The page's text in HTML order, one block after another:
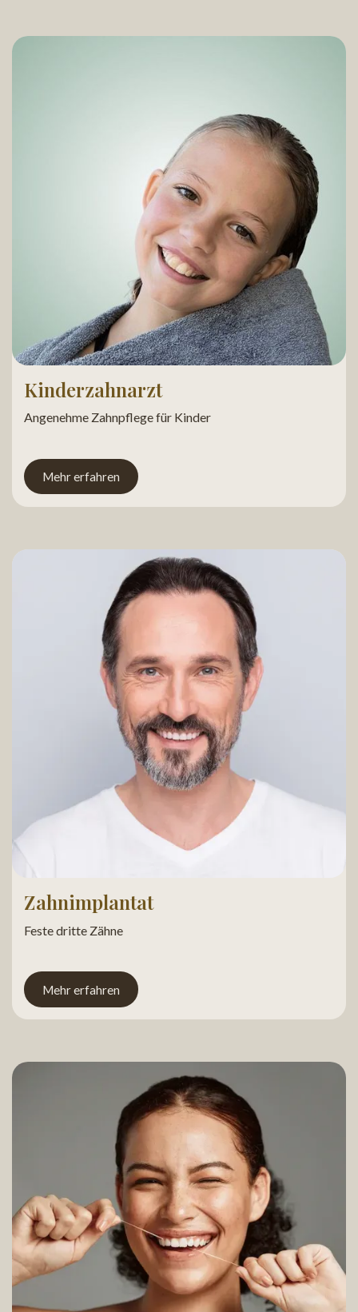
Kinderzahnarzt
Angenehme Zahnpflege für Kinder
Mehr erfahren
Zahnimplantat
Feste dritte Zähne
Mehr erfahren